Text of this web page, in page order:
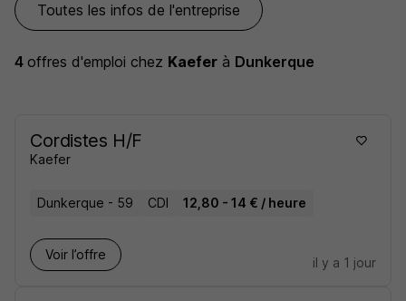
Toutes les infos de l'entreprise
4 offres d'emploi chez Kaefer à Dunkerque
Cordistes H/F
Kaefer
Dunkerque - 59 CDI 12,80 - 14 € / heure
Voir l’offre
il y a 1 jour